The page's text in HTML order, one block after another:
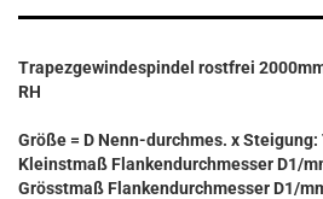
Trapezgewindespindel rostfrei
RH
Größe = D Nenn-durchmes. x
Kleinstmaß Flankendurchmesser D1/
Grösstmaß Flankendurchmesser D1/